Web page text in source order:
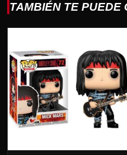
TAMBIÉN TE PUEDE